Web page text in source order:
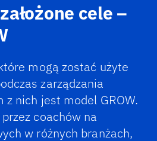
cele –
mogą zostać użyte
zarządzania
z nich jest model GROW.
coachów na
w różnych branżach,